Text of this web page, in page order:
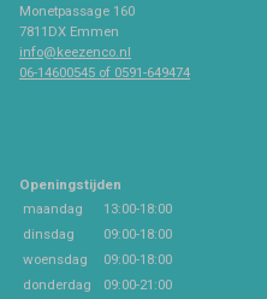
Monetpassage 160
7811DX Emmen
info@keezenco.nl
06-14600545 of 0591-649474
Openingstijden
maandag
13:00-18:00
dinsdag
09:00-18:00
woensdag
09:00-18:00
donderdag
09:00-21:00